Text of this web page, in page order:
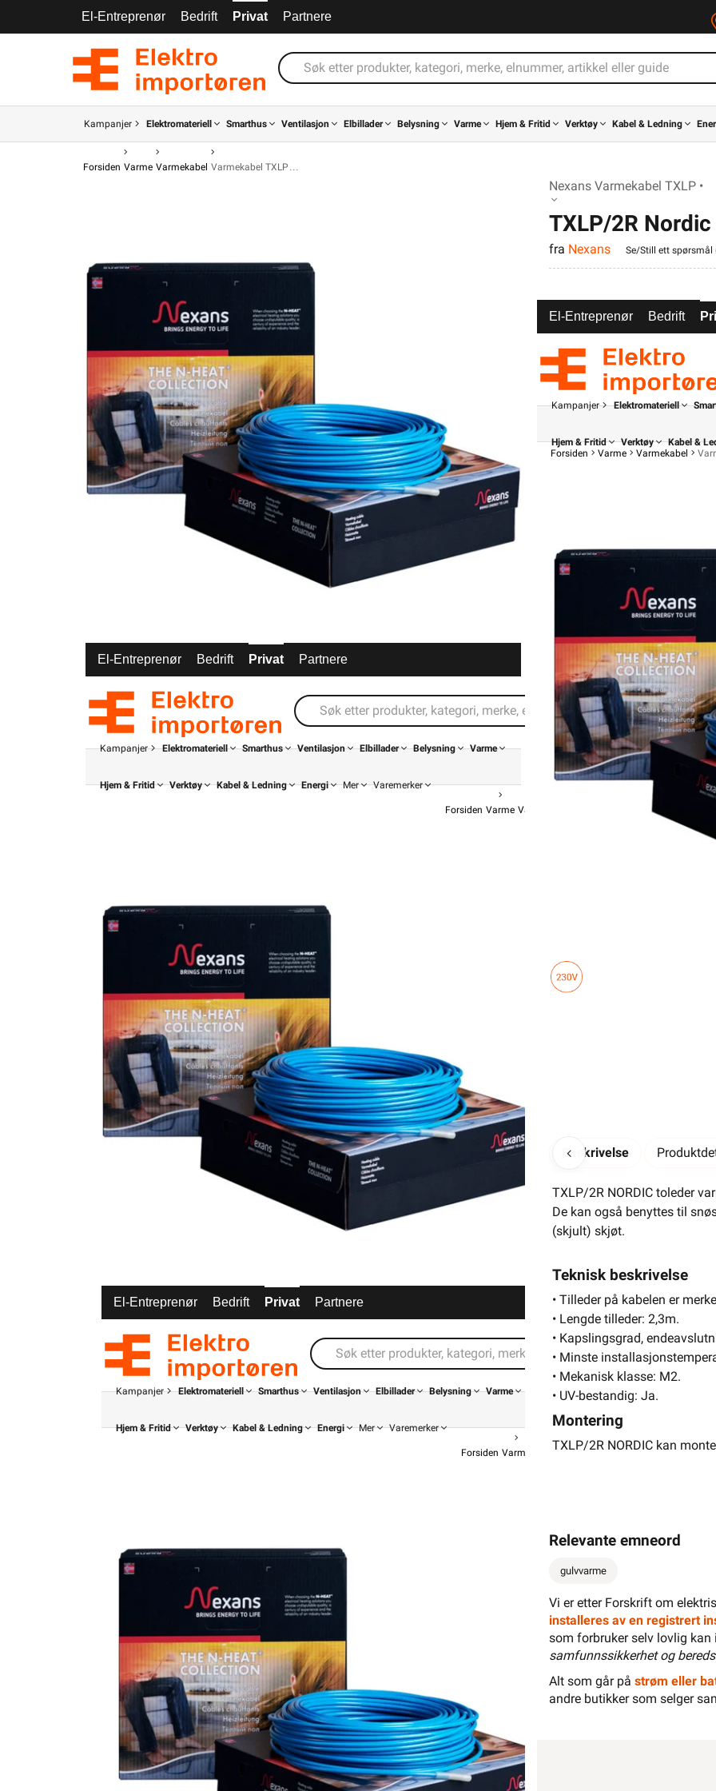
El-Entreprenør Bedrift Privat Partnere
Kampanjer Elektromateriell Smarthus Ventilasjon Elbillader Belysning Varme Hjem & Fritid Verktøy Kabel & Ledning
Forsiden Varme Varmekabel Varmekabel TXLP
Nexans Varmekabel TXLP •
TXLP/2R
fra Nexans Se/Still ett spørsmål
El-Entreprenør Bedrift Privat Partnere
Kampanjer Elektromateriell Smarthus Ventilasjon Elbillader Belysning Varme
Hjem & Fritid Verktøy Kabel & Ledning Energi Mer Varemerker
Forsiden Varme Varmekabel
TXLP/2R
El-Entreprenør Bedrift Privat Partnere
Kampanjer Elektromateriell Smarthus Ventilasjon Elbillader Belysning Varme
Hjem & Fritid Verktøy Kabel & Ledning Energi Mer Varemerker
Forsiden Varme Varmekabel Varmekabel TXLP
3 019,-
3 019,-
El-Entreprenør Bedrift
Kampanjer Elektromateriell
Hjem & Fritid Verktøy Kabel &
Forsiden
Varme Varmekabel
Beskrivelse
TXLP/2R NORDIC toleder
De kan også benyttes til
(skjult) skjøt.
Teknisk beskrivelse
• Tilleder på kabelen er
• Lengde tilleder: 2,3m.
• Kapslingsgrad,
• Minste
• Mekanisk klasse: M2.
• UV-bestandig: Ja.
Montering
TXLP/2R NORDIC kan
Relevante emneord
gulvvarme
Vi er etter Forskrift om
installeres av en registrert
som forbruker selv lovlig kan
samfunnssikkerhet og
Alt som går på strøm eller
andre butikker som selger